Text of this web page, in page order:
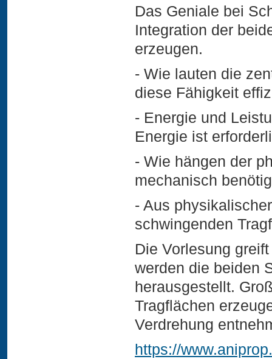
Das Geniale bei
Integration der
erzeugen.
- Wie lauten die
diese Fähigkeit
- Energie und
Energie ist
- Wie hängen der
mechanisch
- Aus
schwingenden
Die Vorlesung
werden die beiden
herausgestellt.
Tragflächen
Verdrehung
https://